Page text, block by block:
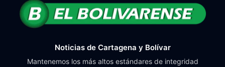
Noticias de Cartagena y Bolívar
Mantenemos los más altos estándares de integridad